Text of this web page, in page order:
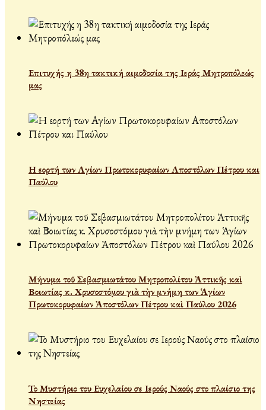
Επιτυχής η 38η τακτική αιμοδοσία της Ιεράς Μητροπόλεώς
μας
Η εορτή των Αγίων Πρωτοκορυφαίων Αποστόλων Πέτρου και
Παύλου
Μήνυμα τοῦ Σεβασμιωτάτου Μητροπολίτου Ἀττικῆς καὶ
Βοιωτίας κ. Χρυσοστόμου γιὰ τὴν μνήμη των Ἁγίων
Πρωτοκορυφαίων Ἀποστόλων Πέτρου καὶ Παύλου 2026
Το Μυστήριο του Ευχελαίου σε Ιερούς Ναούς στο πλαίσιο της
Νηστείας